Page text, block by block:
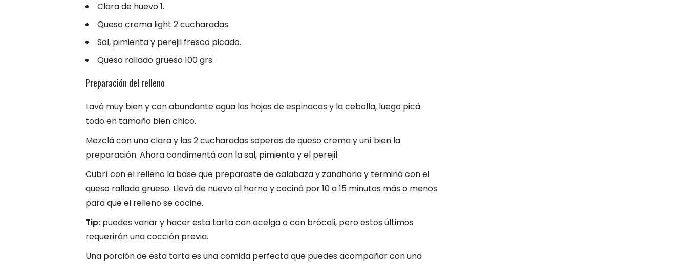
Clara de huevo 1.
Queso crema light 2 cucharadas.
Sal, pimienta y perejil fresco picado.
Queso rallado grueso 100 grs.
Preparación del relleno
Lavá muy bien y con abundante agua las hojas de espinacas y la cebolla, luego picá
todo en tamaño bien chico.
Mezclá con una clara y las 2 cucharadas soperas de queso crema y uní bien la
preparación. Ahora condimentá con la sal, pimienta y el perejil.
Cubrí con el relleno la base que preparaste de calabaza y zanahoria y terminá con el
queso rallado grueso. Llevá de nuevo al horno y cociná por 10 a 15 minutos más o menos
para que el relleno se cocine.
Tip: puedes variar y hacer esta tarta con acelga o con brócoli, pero estos últimos
requerirán una cocción previa.
Una porción de esta tarta es una comida perfecta que puedes acompañar con una